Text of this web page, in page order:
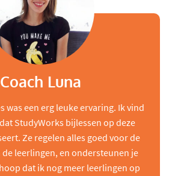
Coach Luna
was een erg leuke ervaring. Ik vind
StudyWorks bijlessen op deze
Ze regelen alles goed voor de
de leerlingen, en ondersteunen je
dat ik nog meer leerlingen op